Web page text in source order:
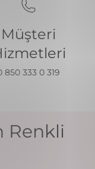
Müşteri
850 333 0 319
Renkli